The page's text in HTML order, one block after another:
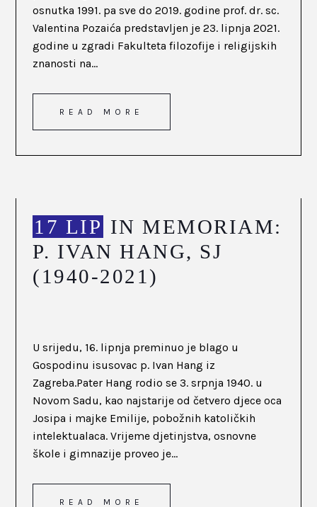
osnutka 1991. pa sve do 2019. godine prof. dr. sc.
Valentina Pozaića predstavljen je 23. lipnja 2021.
godine u zgradi Fakulteta filozofije i religijskih
znanosti na...
READ MORE
17 LIP IN MEMORIAM:
P. IVAN HANG, SJ
(1940-2021)
U srijedu, 16. lipnja preminuo je blago u
Gospodinu isusovac p. Ivan Hang iz
Zagreba.Pater Hang rodio se 3. srpnja 1940. u
Novom Sadu, kao najstarije od četvero djece oca
Josipa i majke Emilije, pobožnih katoličkih
intelektualaca. Vrijeme djetinjstva, osnovne
škole i gimnazije proveo je...
READ MORE